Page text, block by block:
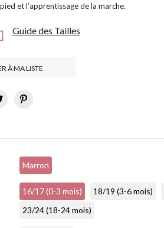
et l’apprentissage de la marche.
Guide des Tailles
À MA LISTE
Marron
16/17 (0-3 mois) 18/19 (3-6 mois)
23/24 (18-24 mois)